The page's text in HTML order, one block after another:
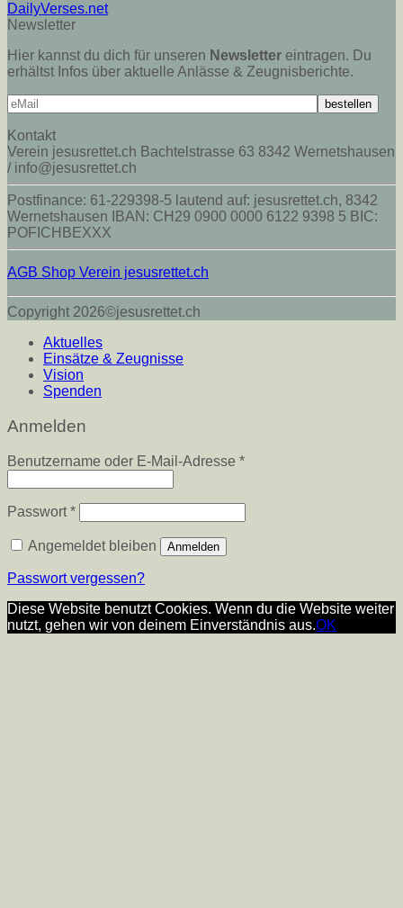
DailyVerses.net
Newsletter
Hier kannst du dich für unseren Newsletter eintragen. Du
erhältst Infos über aktuelle Anlässe & Zeugnisberichte.
Kontakt
Verein jesusrettet.ch Bachtelstrasse 63 8342 Wernetshausen
/ info@jesusrettet.ch
Postfinance: 61-229398-5 lautend auf: jesusrettet.ch, 8342
Wernetshausen IBAN: CH29 0900 0000 6122 9398 5 BIC:
POFICHBEXXX
AGB Shop Verein jesusrettet.ch
Copyright 2026©jesusrettet.ch
Aktuelles
Einsätze & Zeugnisse
Vision
Spenden
Anmelden
Benutzername oder E-Mail-Adresse *Erforderlich
Passwort*Erforderlich
Angemeldet bleiben Anmelden
Passwort vergessen?
Diese Website benutzt Cookies. Wenn du die Website weiter
nutzt, gehen wir von deinem Einverständnis aus.OK